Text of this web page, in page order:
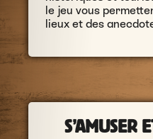
le jeu vous
lieux et des
S’AMUSER